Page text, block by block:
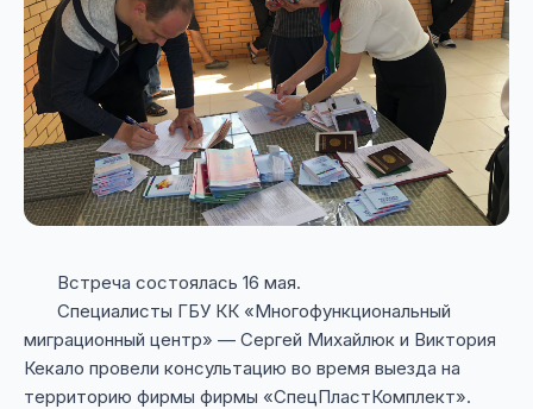
Встреча состоялась 16 мая.
Специалисты ГБУ КК «Многофункциональный
миграционный центр» — Сергей Михайлюк и Виктория
Кекало провели консультацию во время выезда на
территорию фирмы фирмы «СпецПластКомплект».